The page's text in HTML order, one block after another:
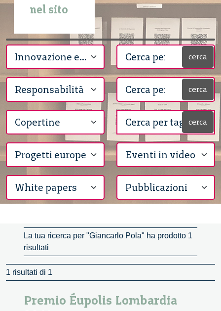
nel sito
cerca
cerca
cerca
La tua ricerca per "Giancarlo Pola" ha prodotto 1
risultati
1 risultati di 1
Premio Éupolis Lombardia